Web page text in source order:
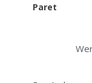
Paret